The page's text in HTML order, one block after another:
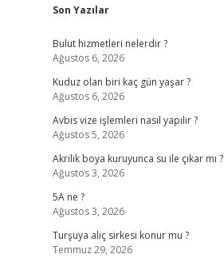
Sidebar
Son Yazılar
Bulut hizmetleri nelerdir ?
Ağustos 6, 2026
Kuduz olan biri kaç gün yaşar ?
Ağustos 6, 2026
Avbis vize işlemleri nasıl yapılır ?
Ağustos 5, 2026
Akrilik boya kuruyunca su ile çıkar mı ?
Ağustos 3, 2026
5A ne ?
Ağustos 3, 2026
Turşuya alıç sirkesi konur mu ?
Temmuz 29, 2026